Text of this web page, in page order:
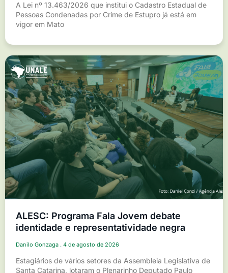
A Lei nº 13.463/2026 que institui o Cadastro Estadual de
Pessoas Condenadas por Crime de Estupro já está em
vigor em Mato
ALESC: Programa Fala Jovem debate
identidade e representatividade negra
Danilo Gonzaga 4 de agosto de 2026
Estagiários de vários setores da Assembleia Legislativa de
Santa Catarina, lotaram o Plenarinho Deputado Paulo